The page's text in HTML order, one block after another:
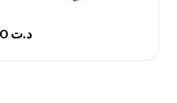
د.ت